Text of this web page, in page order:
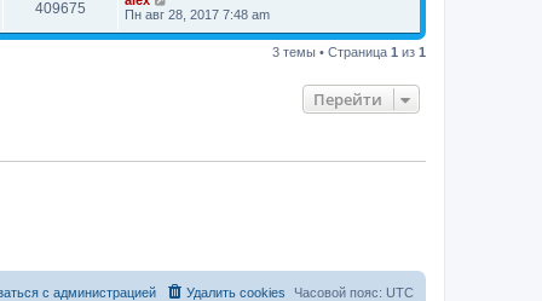
409675
Пн авг 28, 2017 7:48 am
3 темы • Страница 1 из 1
Перейти
Часовой пояс: UTC
Удалить cookies
с администрацией